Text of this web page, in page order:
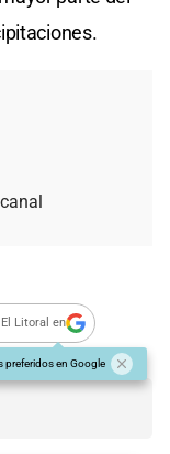
Litoral en
preferidos en Google